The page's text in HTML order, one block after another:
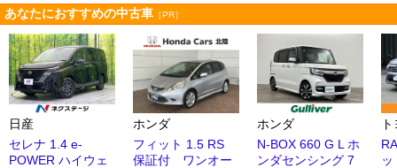
あなたにおすすめの中古車 ［PR］
日産
セレナ 1.4 e-
POWER ハイウェ
ホンダ
フィット 1.5 RS
保証付 ワンオー
ホンダ
N-BOX 660 G L ホ
ンダセンシング 7